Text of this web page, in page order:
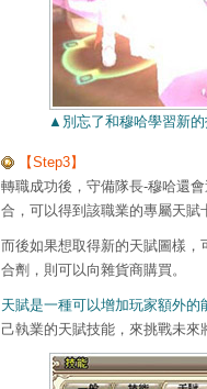
▲別忘了和穆哈學習新的
【Step3】
轉職成功後，守備隊長-穆哈還
合，可以得到該職業的專屬天賦
而後如果想取得新的天賦圖樣
合劑，則可以向雜貨商購買。
天賦是一種可以增加玩家額外的
己執業的天賦技能，來挑戰未來